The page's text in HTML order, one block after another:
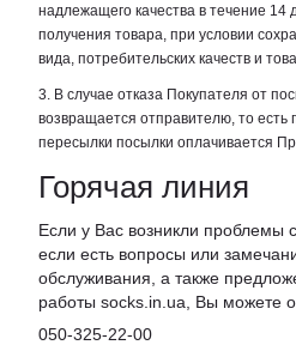
надлежащего качества в течение 14
получения товара, при условии
вида, потребительских качеств и
3. В случае отказа Покупателя от
возвращается отправителю, то есть
пересылки посылки оплачивается
Горячая линия
Если у Вас возникли проблемы
если есть вопросы или
обслуживания, а также
работы socks.in.ua, Вы можете
050-325-22-00